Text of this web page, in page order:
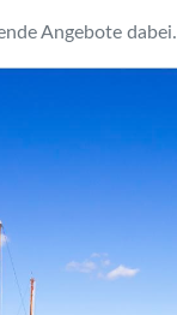
Angebote dabei.